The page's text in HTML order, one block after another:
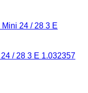
/ 28 3 E 1.032357